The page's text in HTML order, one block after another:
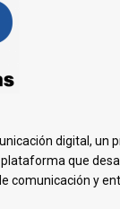
digital, un
que
comunicación y